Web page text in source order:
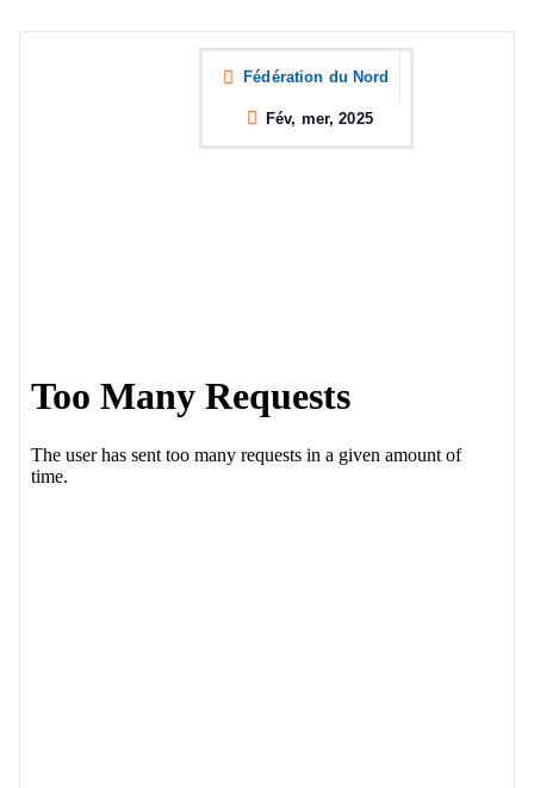
Fédération du Nord
Fév, mer, 2025